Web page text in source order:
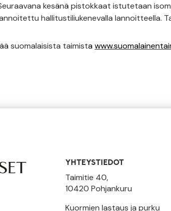
kesänä pistokkaat istutetaan
hallitustiliukenevalla lannoitteella.
suomalaisista taimista
YHTEYSTIEDOT
Taimitie 40,
10420 Pohjankuru
Kuormien lastaus ja purku